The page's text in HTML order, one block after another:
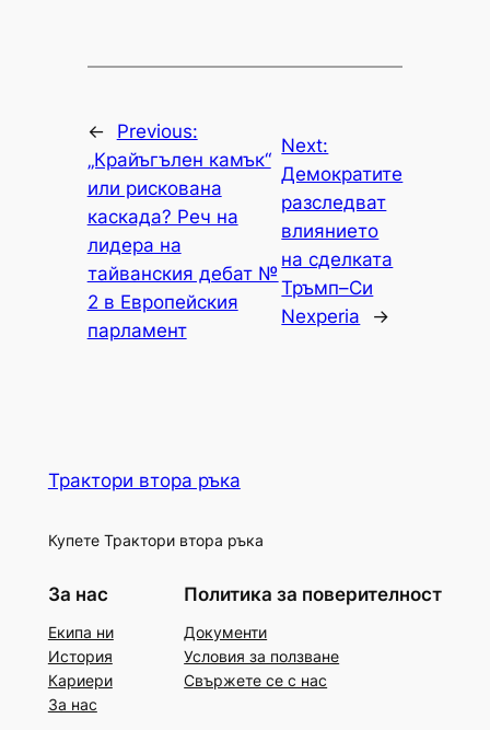
←
Previous:
„Крайъгълен камък“
или рискована
каскада? Реч на
лидера на
тайванския дебат №
2 в Европейския
парламент
Next:
Демократите
разследват
влиянието
на сделката
Тръмп–Си
Nexperia
→
Трактори втора ръка
Купете Трактори втора ръка
За нас
Екипа ни
История
Кариери
За нас
Политика за поверителност
Документи
Условия за ползване
Свържете се с нас